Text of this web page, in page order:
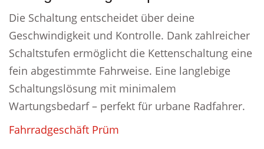
Die Schaltung entscheidet über deine
Geschwindigkeit und Kontrolle. Dank zahlreicher
Schaltstufen ermöglicht die Kettenschaltung eine
fein abgestimmte Fahrweise. Eine langlebige
Schaltungslösung mit minimalem
Wartungsbedarf – perfekt für urbane Radfahrer.
Fahrradgeschäft Prüm